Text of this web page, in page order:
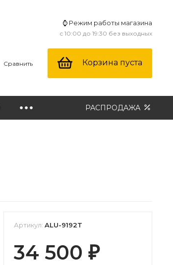
⌚ Режим работы магазина
с 10:00 до 19:30 без выходных
Сравнить Корзина пуста
РАСПРОДАЖА
Артикул: ALU-9192T
34 500 ₽